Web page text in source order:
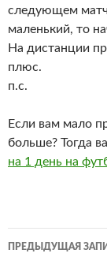
следующем
маленький, то
На дистанции
плюс.
п.с.
Если вам мало
больше? Тогда
на 1 день на
ПРЕДЫДУЩАЯ